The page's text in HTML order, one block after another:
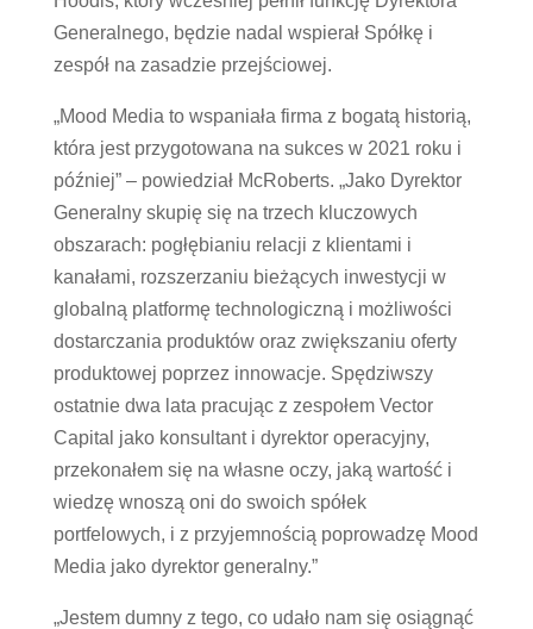
Generalnego, będzie nadal wspierał Spółkę i
zespół na zasadzie przejściowej.
„Mood Media to wspaniała firma z bogatą historią,
która jest przygotowana na sukces w 2021 roku i
później” – powiedział McRoberts. „Jako Dyrektor
Generalny skupię się na trzech kluczowych
obszarach: pogłębianiu relacji z klientami i
kanałami, rozszerzaniu bieżących inwestycji w
globalną platformę technologiczną i możliwości
dostarczania produktów oraz zwiększaniu oferty
produktowej poprzez innowacje. Spędziwszy
ostatnie dwa lata pracując z zespołem Vector
Capital jako konsultant i dyrektor operacyjny,
przekonałem się na własne oczy, jaką wartość i
wiedzę wnoszą oni do swoich spółek
portfelowych, i z przyjemnością poprowadzę Mood
Media jako dyrektor generalny.”
„Jestem dumny z tego, co udało nam się osiągnąć